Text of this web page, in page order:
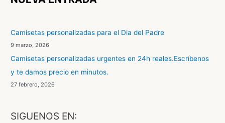
p
o
r
:
Camisetas personalizadas para el Dia del Padre
9 marzo, 2026
Camisetas personalizadas urgentes en 24h reales.Escríbenos
y te damos precio en minutos.
27 febrero, 2026
SIGUENOS EN: